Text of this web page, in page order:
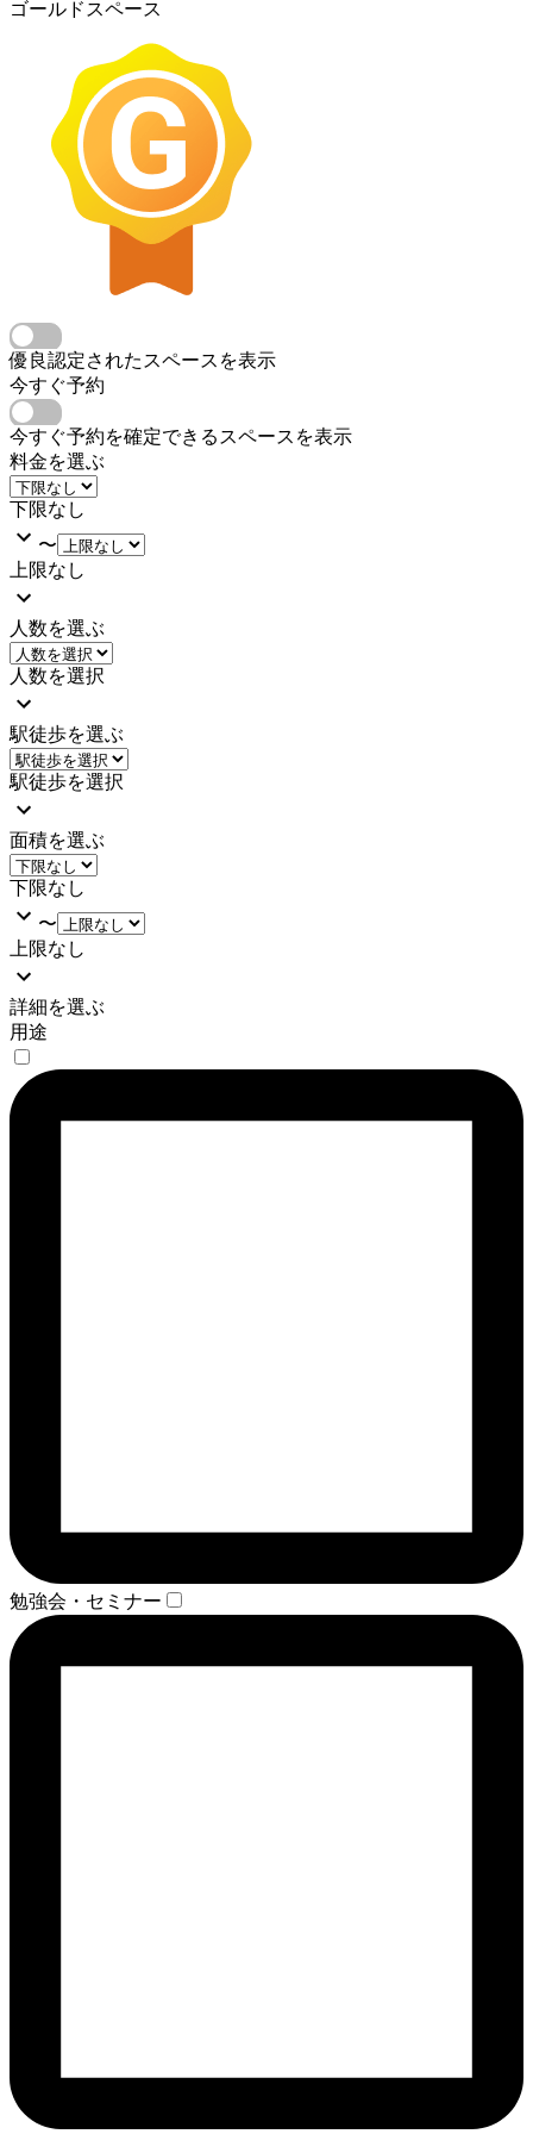
ゴールドスペース
優良認定されたスペースを表示
今すぐ予約
今すぐ予約を確定できるスペースを表示
料金を選ぶ
下限なし
〜
上限なし
人数を選ぶ
人数を選択
駅徒歩を選ぶ
駅徒歩を選択
面積を選ぶ
下限なし
〜
上限なし
詳細を選ぶ
用途
勉強会・セミナー